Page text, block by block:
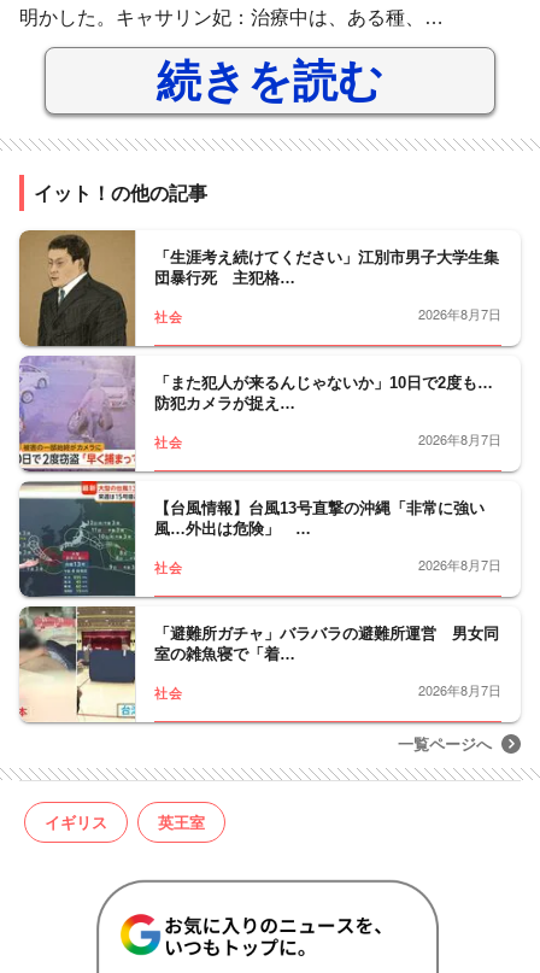
明かした。キャサリン妃：治療中は、ある種、…
続きを読む
イット！の他の記事
「生涯考え続けてください」江別市男子大学生集
団暴行死 主犯格…
社会 2026年8月7日
「また犯人が来るんじゃないか」10日で2度も…
防犯カメラが捉え…
社会 2026年8月7日
【台風情報】台風13号直撃の沖縄「非常に強い
風…外出は危険」 …
社会 2026年8月7日
「避難所ガチャ」バラバラの避難所運営 男女同
室の雑魚寝で「着…
社会 2026年8月7日
一覧ページへ
イギリス 英王室